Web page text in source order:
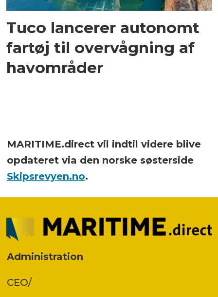
Tuco lancerer autonomt
fartøj til overvågning af
havområder
MARITIME.direct vil indtil videre blive
opdateret via den norske søsterside
Skipsrevyen.no.
Administration
CEO/